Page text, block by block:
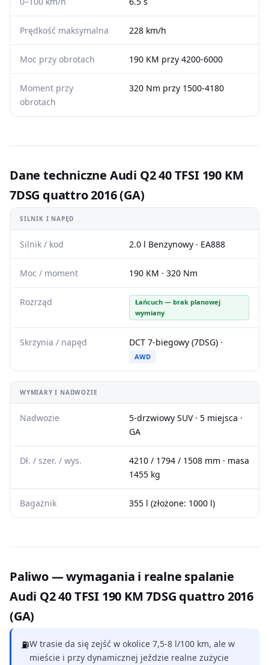
Prędkość maksymalna 228 km/h
Moc przy obrotach 190 KM przy 4200-6000
Moment przy
obrotach
320 Nm przy 1500-4180
Dane techniczne Audi Q2 40 TFSI 190 KM
7DSG quattro 2016 (GA)
SILNIK I NAPĘD
Silnik / kod 2.0 l Benzynowy · EA888
Moc / moment 190 KM · 320 Nm
Rozrząd
Łańcuch — brak planowej
wymiany
Skrzynia / napęd DCT 7-biegowy (7DSG) ·
AWD
WYMIARY I NADWOZIE
Nadwozie
5-drzwiowy SUV · 5 miejsca ·
GA
Dł. / szer. / wys.
4210 / 1794 / 1508 mm · masa
1455 kg
Bagażnik 355 l (złożone: 1000 l)
Paliwo — wymagania i realne spalanie
Audi Q2 40 TFSI 190 KM 7DSG quattro 2016
(GA)
⛽W trasie da się zejść w okolice 7,5-8 l/100 km, ale w
mieście i przy dynamicznej jeździe realne zużycie